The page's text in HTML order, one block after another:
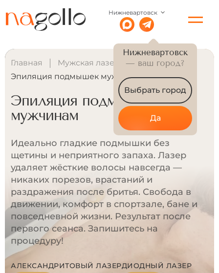
Нижневартовск
Нижневартовск
— ваш город?
Выбрать город
Да
Главная
Мужская лазерная эпиляция
Эпиляция подмышек мужчинам
Эпиляция подмышек
мужчинам
Идеально гладкие подмышки без
щетины и неприятного запаха. Лазер
удаляет жёсткие волосы навсегда —
никаких порезов, врастаний и
раздражения после бритья. Свобода в
движении, комфорт в спортзале, бане и
повседневной жизни. Результат после
первого сеанса. Запишитесь на
процедуру!
АЛЕКСАНДРИТОВЫЙ ЛАЗЕРДИОДНЫЙ ЛАЗЕР